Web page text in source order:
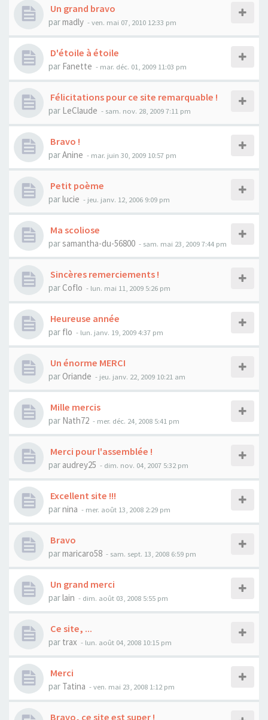
Un grand bravo
parmadly - ven. mai 07, 2010 12:33 pm
D'étoile à étoile
par Fanette - mar. déc. 01, 2009 11:03 pm
Félicitations pour ce site remarquable !
par LeClaude - sam. nov. 28, 2009 7:11 pm
Bravo !
parAnine - mar. juin 30, 2009 10:57 pm
Petit poème
parlucie - jeu. janv. 12, 2006 9:09 pm
Ma scoliose
parsamantha-du-56800 - sam. mai 23, 2009 7:44 pm
Sincères remerciements !
par Coflo - lun. mai 11, 2009 5:26 pm
Heureuse année
par flo - lun. janv. 19, 2009 4:37 pm
Un énorme MERCI
par Oriande - jeu. janv. 22, 2009 10:21 am
Mille mercis
par Nath72 - mer. déc. 24, 2008 5:41 pm
Merci pour l'assemblée !
par audrey25 - dim. nov. 04, 2007 5:32 pm
Excellent site !!!
parnina - mer. août 13, 2008 2:29 pm
Bravo
parmaricaro58 - sam. sept. 13, 2008 6:59 pm
Un grand merci
parlain - dim. août 03, 2008 5:55 pm
Ce site, ...
par trax - lun. août 04, 2008 10:15 pm
Merci
par Tatina - ven. mai 23, 2008 1:12 pm
Bravo, ce site est super !